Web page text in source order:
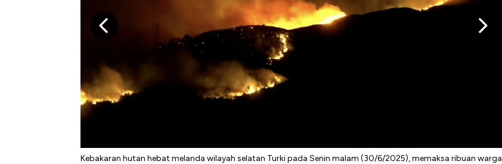
Kebakaran hutan hebat melanda wilayah selatan Turki pada Senin malam (30/6/2025), memaksa ribuan warga